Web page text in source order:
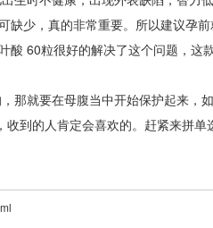
缺少，真的非常重要。所以建议孕
60粒很好的解决了这个问题，这
那就要在母腹当中开始保护起来，
到的人肯定会喜欢的。赶紧来拼单